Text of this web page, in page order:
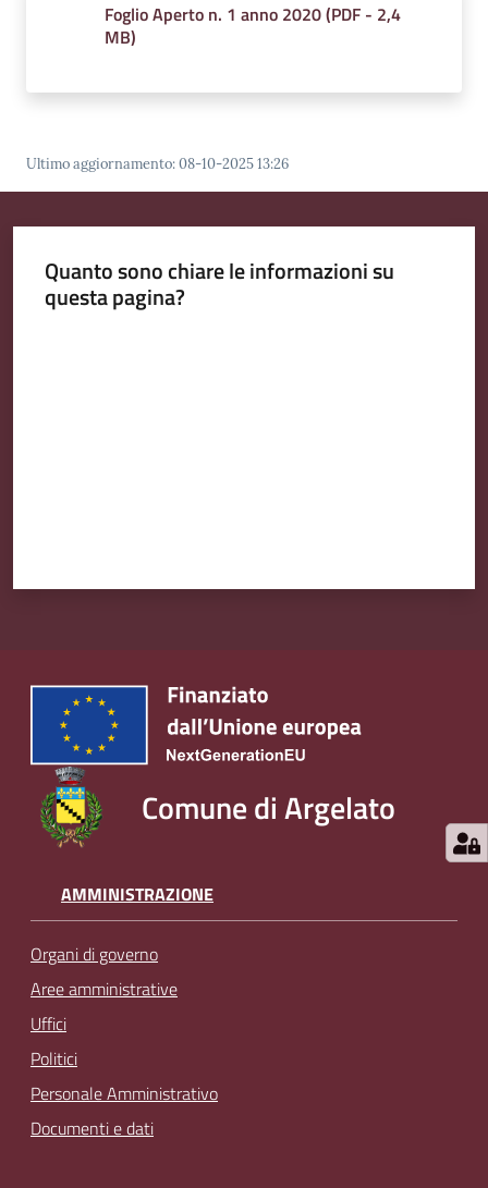
Foglio Aperto n. 1 anno 2020(PDF - 2,4
MB)
Ultimo aggiornamento:08-10-2025 13:26
Quanto sono chiare le informazioni su
questa pagina?
Comune di Argelato
AMMINISTRAZIONE
Organi di governo
Aree amministrative
Uffici
Politici
Personale Amministrativo
Documenti e dati